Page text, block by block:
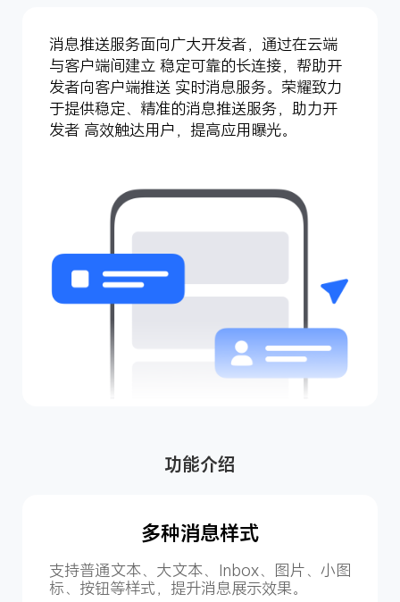
消息推送服务面向广大开发者，通过在云端
与客户端间建立 稳定可靠的长连接，帮助开
发者向客户端推送 实时消息服务。荣耀致力
于提供稳定、精准的消息推送服务，助力开
发者 高效触达用户，提高应用曝光。
功能介绍
多种消息样式
支持普通文本、大文本、Inbox、图片、小图
标、按钮等样式，提升消息展示效果。